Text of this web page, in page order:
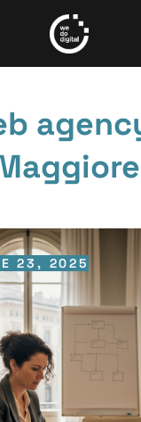
23, 2025